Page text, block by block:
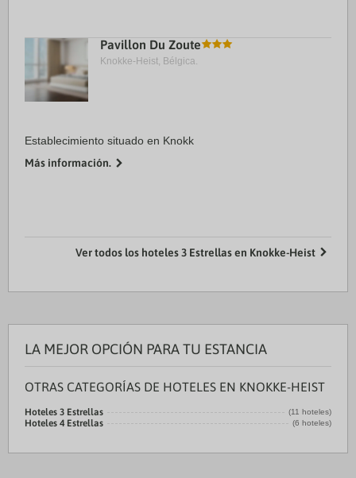
Pavillon Du Zoute
Knokke-Heist, Bélgica.
Establecimiento situado en Knokk
Más información.
Ver todos los hoteles 3 Estrellas en Knokke-Heist
LA MEJOR OPCIÓN PARA TU ESTANCIA
OTRAS CATEGORÍAS DE HOTELES EN KNOKKE-HEIST
Hoteles 3 Estrellas (11 hoteles)
Hoteles 4 Estrellas (6 hoteles)